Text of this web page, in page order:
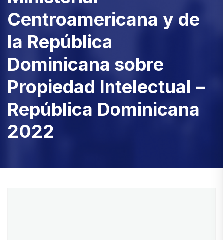
Centroamericana y de
la República
Dominicana sobre
Propiedad Intelectual –
República Dominicana
2022